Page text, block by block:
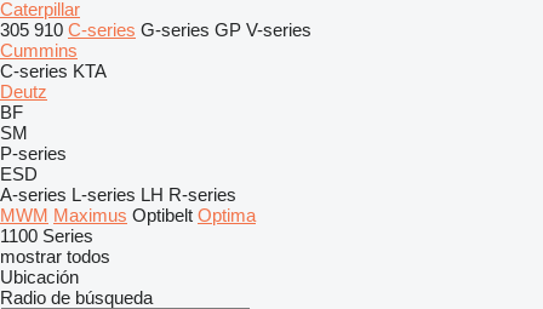
Caterpillar
305 910 C-series G-series GP V-series
Cummins
C-series KTA
Deutz
BF
SM
P-series
ESD
A-series L-series LH R-series
MWM Maximus Optibelt Optima
1100 Series
mostrar todos
Ubicación
Radio de búsqueda